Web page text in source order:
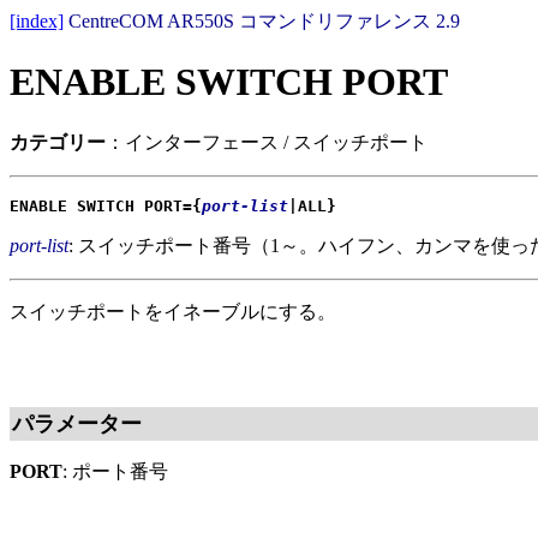
[index] CentreCOM AR550S コマンドリファレンス 2.9
ENABLE SWITCH PORT
カテゴリー ：インターフェース / スイッチポート
ENABLE SWITCH PORT={port-list |ALL}
port-list: スイッチポート番号（1～。ハイフン、カンマを使っ
スイッチポートをイネーブルにする。
パラメーター
PORT: ポート番号